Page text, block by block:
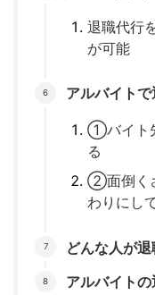
退職代行
が可能
アルバイト
①バイト
る
②面倒く
わりにし
どんな人が
アルバイト